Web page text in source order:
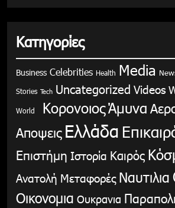
Κατηγορίες
Business Celebrities Health Media
Stories Tech Uncategorized Videos
World ΚορονοιοςΆμυνα
Αποψεις Ελλάδα
Επιστήμη Ιστορία Καιρός
Ανατολή Μεταφορές Ναυτιλια
Οικονομια Ουκρανια